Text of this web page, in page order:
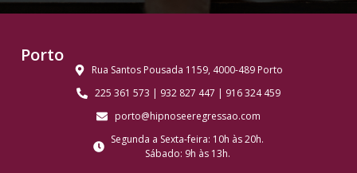
Porto
Rua Santos Pousada 1159, 4000-489 Porto
225 361 573 | 932 827 447 | 916 324 459
porto@hipnoseeregressao.com
Segunda a Sexta-feira: 10h às 20h.
Sábado: 9h às 13h.